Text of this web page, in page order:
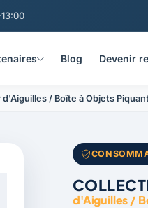
Blog Devenir
/ Boîte à Objets
d'Aiguilles /